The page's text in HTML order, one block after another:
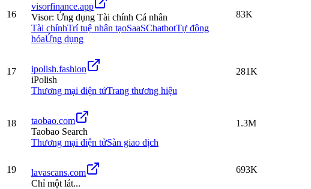
16
visorfinance.app
Visor: Ứng dụng Tài chính Cá nhân
Tài chínhTrí tuệ nhân tạoSaaSChatbotTự động
hóaỨng dụng
83K
17
ipolish.fashion
iPolish
Thương mại điện tửTrang thương hiệu
281K
18
taobao.com
Taobao Search
Thương mại điện tửSàn giao dịch
1.3M
19
lavascans.com
Chỉ một lát...
693K